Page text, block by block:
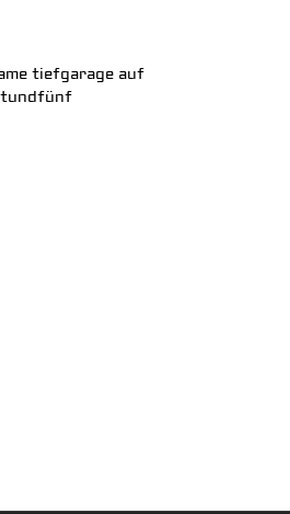
tiefgarage auf